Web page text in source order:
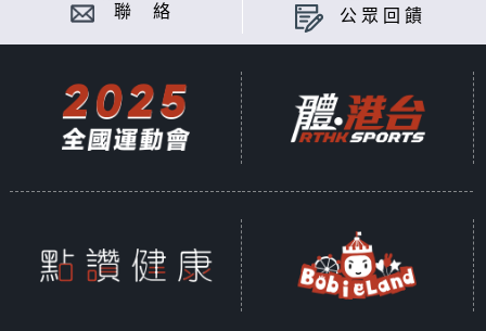
聯 絡 公眾回饋